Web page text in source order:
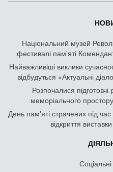
Національний музей
фестивалі пам'яті
Найважливіші виклики
відбудуться «Актуальні
Розпочалися
меморіального
День памʼяті страчених під
відкриття